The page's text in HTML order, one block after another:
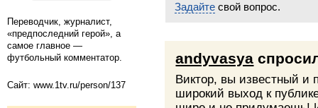
Переводчик, журналист,
«предпоследний герой», а
самое главное —
футбольный комментатор.
Сайт: www.1tv.ru/person/137
Задайте свой вопрос.
andyvasya
Виктор, вы известный
широкий выход к